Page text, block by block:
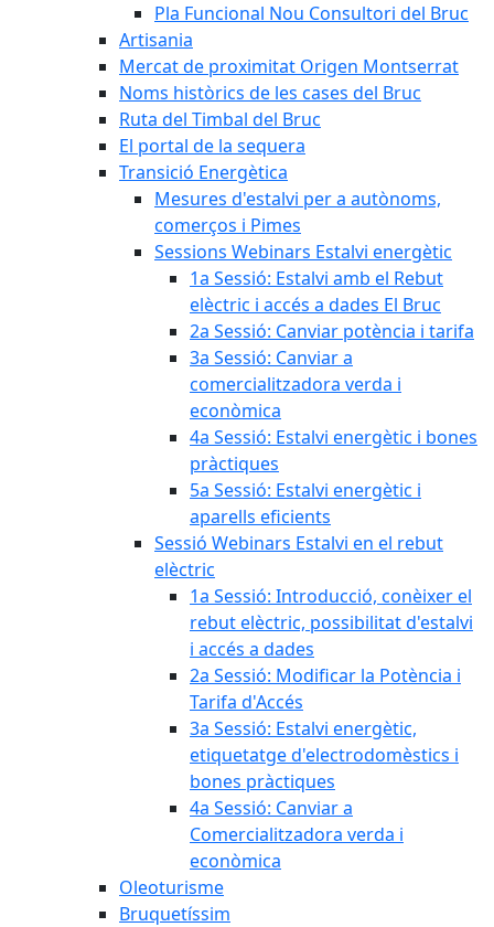
Pla Funcional Nou Consultori del Bruc
Artisania
Mercat de proximitat Origen Montserrat
Noms històrics de les cases del Bruc
Ruta del Timbal del Bruc
El portal de la sequera
Transició Energètica
Mesures d'estalvi per a autònoms,
comerços i Pimes
Sessions Webinars Estalvi energètic
1a Sessió: Estalvi amb el Rebut
elèctric i accés a dades El Bruc
2a Sessió: Canviar potència i tarifa
3a Sessió: Canviar a
comercialitzadora verda i
econòmica
4a Sessió: Estalvi energètic i bones
pràctiques
5a Sessió: Estalvi energètic i
aparells eficients
Sessió Webinars Estalvi en el rebut
elèctric
1a Sessió: Introducció, conèixer el
rebut elèctric, possibilitat d'estalvi
i accés a dades
2a Sessió: Modificar la Potència i
Tarifa d'Accés
3a Sessió: Estalvi energètic,
etiquetatge d'electrodomèstics i
bones pràctiques
4a Sessió: Canviar a
Comercialitzadora verda i
econòmica
Oleoturisme
Bruquetíssim